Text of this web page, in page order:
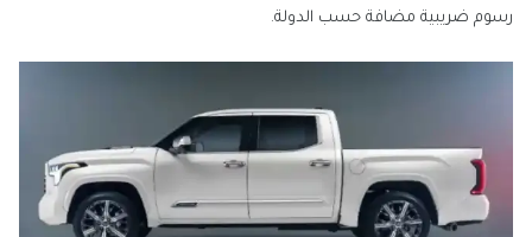
رسوم ضريبية مضافة حسب الدولة.